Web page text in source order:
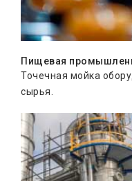
Пищевая
Точечная мойка
сырья.